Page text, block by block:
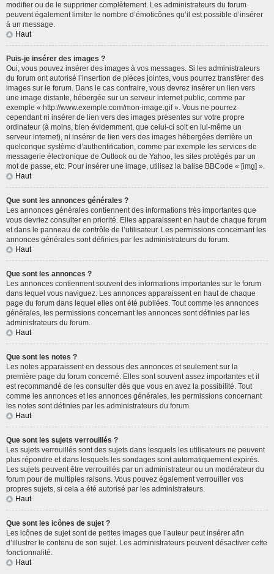
modifier ou de le supprimer complètement. Les administrateurs du forum
peuvent également limiter le nombre d’émoticônes qu’il est possible d’insérer
à un message.
Haut
Puis-je insérer des images ?
Oui, vous pouvez insérer des images à vos messages. Si les administrateurs
du forum ont autorisé l’insertion de pièces jointes, vous pourrez transférer des
images sur le forum. Dans le cas contraire, vous devrez insérer un lien vers
une image distante, hébergée sur un serveur internet public, comme par
exemple « http://www.exemple.com/mon-image.gif ». Vous ne pourrez
cependant ni insérer de lien vers des images présentes sur votre propre
ordinateur (à moins, bien évidemment, que celui-ci soit en lui-même un
serveur internet), ni insérer de lien vers des images hébergées derrière un
quelconque système d’authentification, comme par exemple les services de
messagerie électronique de Outlook ou de Yahoo, les sites protégés par un
mot de passe, etc. Pour insérer une image, utilisez la balise BBCode « [img] ».
Haut
Que sont les annonces générales ?
Les annonces générales contiennent des informations très importantes que
vous devriez consulter en priorité. Elles apparaissent en haut de chaque forum
et dans le panneau de contrôle de l’utilisateur. Les permissions concernant les
annonces générales sont définies par les administrateurs du forum.
Haut
Que sont les annonces ?
Les annonces contiennent souvent des informations importantes sur le forum
dans lequel vous naviguez. Les annonces apparaissent en haut de chaque
page du forum dans lequel elles ont été publiées. Tout comme les annonces
générales, les permissions concernant les annonces sont définies par les
administrateurs du forum.
Haut
Que sont les notes ?
Les notes apparaissent en dessous des annonces et seulement sur la
première page du forum concerné. Elles sont souvent assez importantes et il
est recommandé de les consulter dès que vous en avez la possibilité. Tout
comme les annonces et les annonces générales, les permissions concernant
les notes sont définies par les administrateurs du forum.
Haut
Que sont les sujets verrouillés ?
Les sujets verrouillés sont des sujets dans lesquels les utilisateurs ne peuvent
plus répondre et dans lesquels les sondages sont automatiquement expirés.
Les sujets peuvent être verrouillés par un administrateur ou un modérateur du
forum pour de multiples raisons. Vous pouvez également verrouiller vos
propres sujets, si cela a été autorisé par les administrateurs.
Haut
Que sont les icônes de sujet ?
Les icônes de sujet sont de petites images que l’auteur peut insérer afin
d’illustrer le contenu de son sujet. Les administrateurs peuvent désactiver cette
fonctionnalité.
Haut